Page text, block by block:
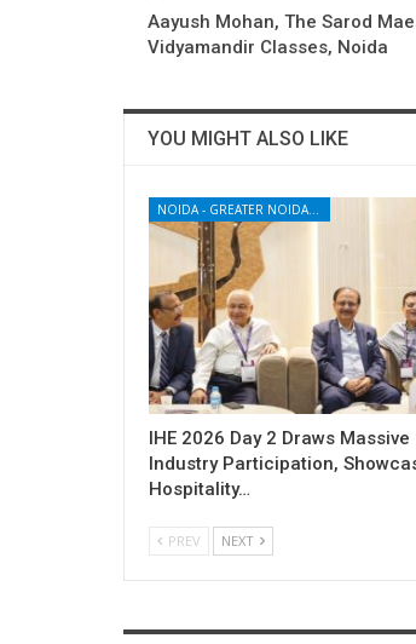
Aayush Mohan, The Sarod
Vidyamandir Classes, Noida
YOU MIGHT ALSO LIKE
NOIDA - GREATER NOIDA - YAMUNA EXPRESSWAY
IHE 2026 Day 2 Draws Massive
Industry Participation,
Hospitality…
PREV NEXT